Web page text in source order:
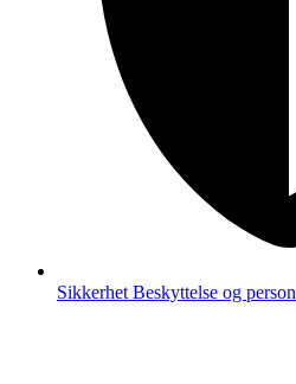
Sikkerhet Beskyttelse og